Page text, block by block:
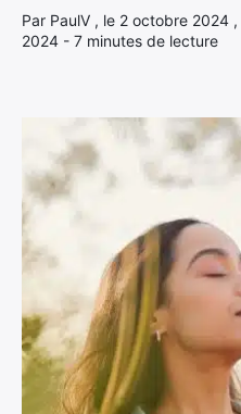
Par PaulV , le 2 octobre 2024
2024 - 7 minutes de lecture
Politique de Confidentialité